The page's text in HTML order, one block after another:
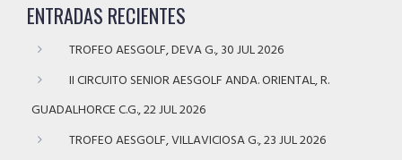
ENTRADAS RECIENTES
TROFEO AESGOLF, DEVA G., 30 JUL 2026
II CIRCUITO SENIOR AESGOLF ANDA. ORIENTAL, R.
GUADALHORCE C.G., 22 JUL 2026
TROFEO AESGOLF, VILLAVICIOSA G., 23 JUL 2026